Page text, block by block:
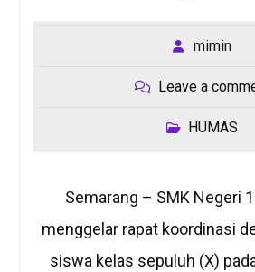
mimin
Leave a
HUMAS
Semarang – SMK Negeri
menggelar rapat koordinasi
siswa kelas sepuluh (X)